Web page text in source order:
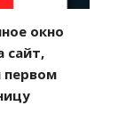
окно
сайт,
первом